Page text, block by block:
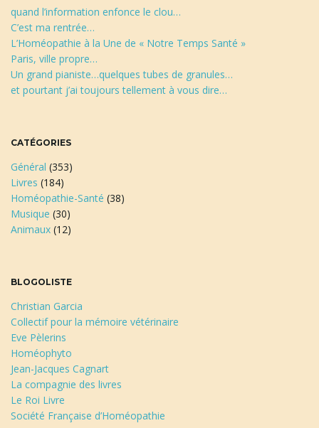
quand l’information enfonce le clou…
C’est ma rentrée…
L’Homéopathie à la Une de « Notre Temps Santé »
Paris, ville propre…
Un grand pianiste…quelques tubes de granules…
et pourtant j’ai toujours tellement à vous dire…
CATÉGORIES
Général (353)
Livres (184)
Homéopathie-Santé (38)
Musique (30)
Animaux (12)
BLOGOLISTE
Christian Garcia
Collectif pour la mémoire vétérinaire
Eve Pèlerins
Homéophyto
Jean-Jacques Cagnart
La compagnie des livres
Le Roi Livre
Société Française d’Homéopathie